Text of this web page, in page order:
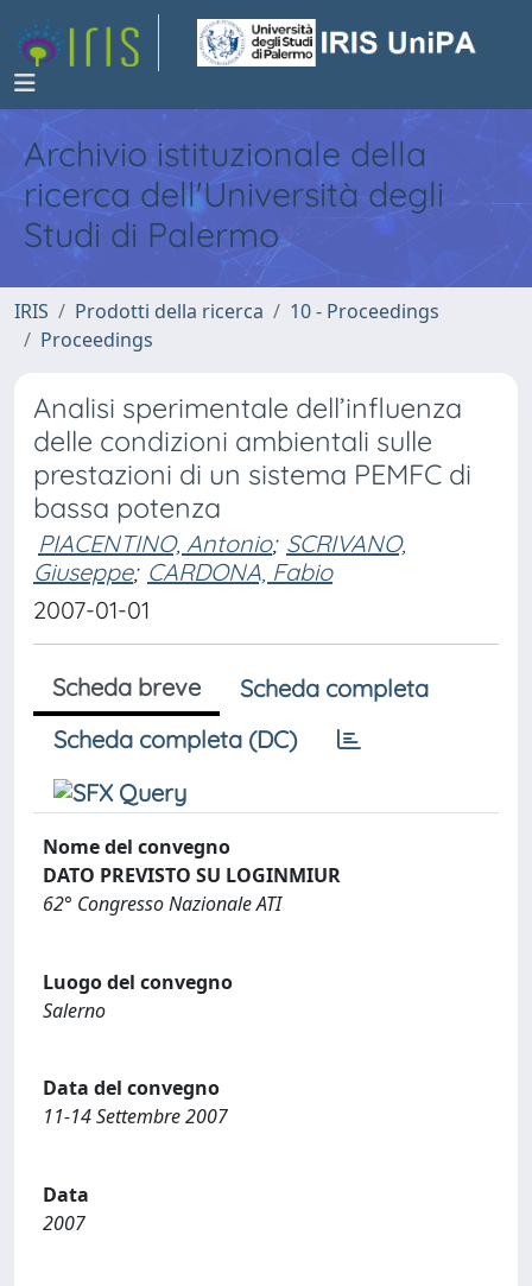
Archivio istituzionale della
ricerca dell'Università degli
Studi di Palermo
IRIS Prodotti della ricerca
10 - Proceedings
Proceedings
Analisi sperimentale dell’influenza
delle condizioni ambientali sulle
prestazioni di un sistema PEMFC di
bassa potenza
PIACENTINO, Antonio; SCRIVANO,
Giuseppe; CARDONA, Fabio
2007-01-01
Scheda breve
Scheda completa
Scheda completa (DC)
Nome del convegno
DATO PREVISTO SU LOGINMIUR
62° Congresso Nazionale ATI
Luogo del convegno
Salerno
Data del convegno
11-14 Settembre 2007
Data
2007